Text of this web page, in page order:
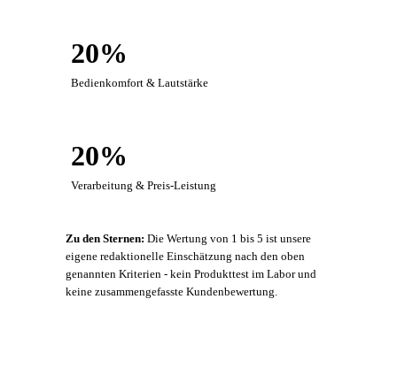
20%
Bedienkomfort & Lautstärke
20%
Verarbeitung & Preis-Leistung
Zu den Sternen: Die Wertung von 1 bis 5 ist unsere
eigene redaktionelle Einschätzung nach den oben
genannten Kriterien - kein Produkttest im Labor und
keine zusammengefasste Kundenbewertung.